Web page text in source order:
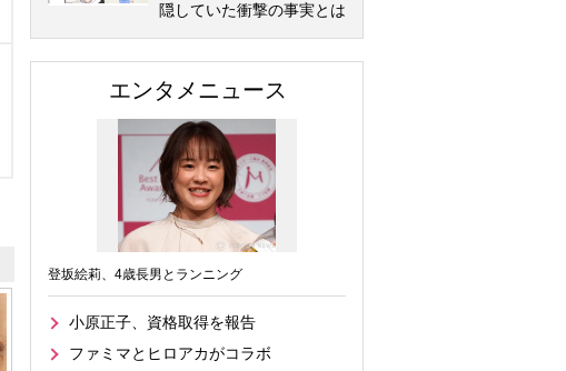
隠していた衝撃の事実とは
エンタメニュース
登坂絵莉、4歳長男とランニング
小原正子、資格取得を報告
ファミマとヒロアカがコラボ